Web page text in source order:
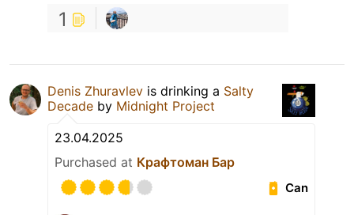
1
Denis Zhuravlev is drinking a Salty
Decade by Midnight Project
23.04.2025
Purchased at Крафтоман Бар
Can